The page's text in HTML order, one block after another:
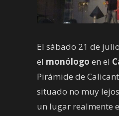
El sábado 21 de
el monólogo en el
Pirámide de
situado no muy
un lugar realmente